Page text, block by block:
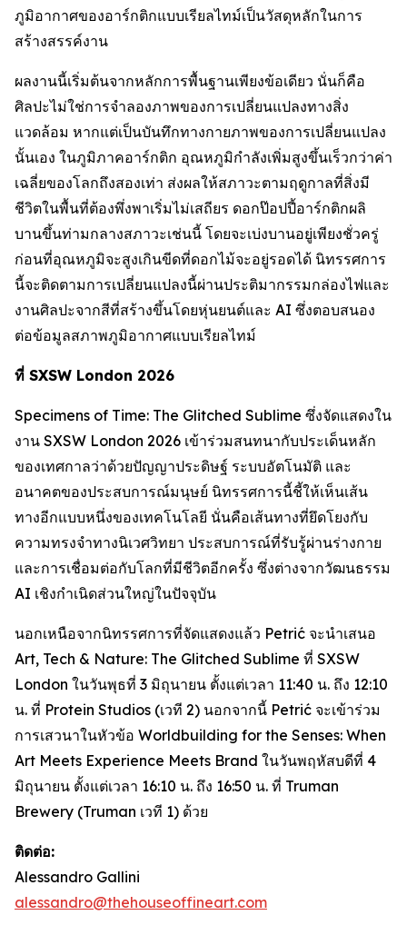
ภูมิอากาศของอาร์กติกแบบเรียลไทม์เป็นวัสดุหลักในการ
สร้างสรรค์งาน
ผลงานนี้เริ่มต้นจากหลักการพื้นฐานเพียงข้อเดียว นั่นก็คือ
ศิลปะไม่ใช่การจำลองภาพของการเปลี่ยนแปลงทางสิ่ง
แวดล้อม หากแต่เป็นบันทึกทางกายภาพของการเปลี่ยนแปลง
นั้นเอง ในภูมิภาคอาร์กติก อุณหภูมิกำลังเพิ่มสูงขึ้นเร็วกว่าค่า
เฉลี่ยของโลกถึงสองเท่า ส่งผลให้สภาวะตามฤดูกาลที่สิ่งมี
ชีวิตในพื้นที่ต้องพึ่งพาเริ่มไม่เสถียร ดอกป๊อปปี้อาร์กติกผลิ
บานขึ้นท่ามกลางสภาวะเช่นนี้ โดยจะเบ่งบานอยู่เพียงชั่วครู่
ก่อนที่อุณหภูมิจะสูงเกินขีดที่ดอกไม้จะอยู่รอดได้ นิทรรศการ
นี้จะติดตามการเปลี่ยนแปลงนี้ผ่านประติมากรรมกล่องไฟและ
งานศิลปะจากสีที่สร้างขึ้นโดยหุ่นยนต์และ AI ซึ่งตอบสนอง
ต่อข้อมูลสภาพภูมิอากาศแบบเรียลไทม์
ที่ SXSW London 2026
Specimens of Time: The Glitched Sublime ซึ่งจัดแสดงใน
งาน SXSW London 2026 เข้าร่วมสนทนากับประเด็นหลัก
ของเทศกาลว่าด้วยปัญญาประดิษฐ์ ระบบอัตโนมัติ และ
อนาคตของประสบการณ์มนุษย์ นิทรรศการนี้ชี้ให้เห็นเส้น
ทางอีกแบบหนึ่งของเทคโนโลยี นั่นคือเส้นทางที่ยึดโยงกับ
ความทรงจำทางนิเวศวิทยา ประสบการณ์ที่รับรู้ผ่านร่างกาย
และการเชื่อมต่อกับโลกที่มีชีวิตอีกครั้ง ซึ่งต่างจากวัฒนธรรม
AI เชิงกำเนิดส่วนใหญ่ในปัจจุบัน
นอกเหนือจากนิทรรศการที่จัดแสดงแล้ว Petrić จะนำเสนอ
Art, Tech & Nature: The Glitched Sublime ที่ SXSW
London ในวันพุธที่ 3 มิถุนายน ตั้งแต่เวลา 11:40 น. ถึง 12:10
น. ที่ Protein Studios (เวที 2) นอกจากนี้ Petrić จะเข้าร่วม
การเสวนาในหัวข้อ Worldbuilding for the Senses: When
Art Meets Experience Meets Brand ในวันพฤหัสบดีที่ 4
มิถุนายน ตั้งแต่เวลา 16:10 น. ถึง 16:50 น. ที่ Truman
Brewery (Truman เวที 1) ด้วย
ติดต่อ:
Alessandro Gallini
alessandro@thehouseoffineart.com